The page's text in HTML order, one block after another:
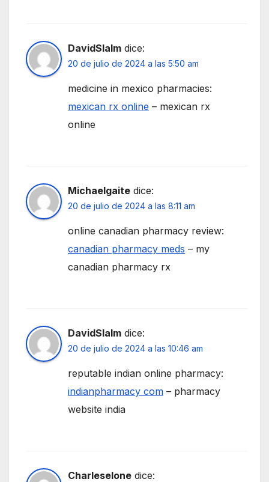
DavidSlalm dice:
20 de julio de 2024 a las 5:50 am
medicine in mexico pharmacies:
mexican rx online – mexican rx
online
Michaelgaite dice:
20 de julio de 2024 a las 8:11 am
online canadian pharmacy review:
canadian pharmacy meds – my
canadian pharmacy rx
DavidSlalm dice:
20 de julio de 2024 a las 10:46 am
reputable indian online pharmacy:
indianpharmacy com – pharmacy
website india
Charleselone dice: